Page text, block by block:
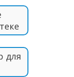
для